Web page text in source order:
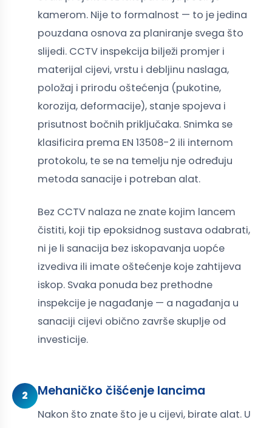
kamerom. Nije to formalnost — to je jedina
pouzdana osnova za planiranje svega što
slijedi. CCTV inspekcija bilježi promjer i
materijal cijevi, vrstu i debljinu naslaga,
položaj i prirodu oštećenja (pukotine,
korozija, deformacije), stanje spojeva i
prisutnost bočnih priključaka. Snimka se
klasificira prema EN 13508-2 ili internom
protokolu, te se na temelju nje određuju
metoda sanacije i potreban alat.
Bez CCTV nalaza ne znate kojim lancem
čistiti, koji tip epoksidnog sustava odabrati,
ni je li sanacija bez iskopavanja uopće
izvediva ili imate oštećenje koje zahtijeva
iskop. Svaka ponuda bez prethodne
inspekcije je nagađanje — a nagađanja u
sanaciji cijevi obično završe skuplje od
investicije.
2 Mehaničko čišćenje lancima
Nakon što znate što je u cijevi, birate alat. U